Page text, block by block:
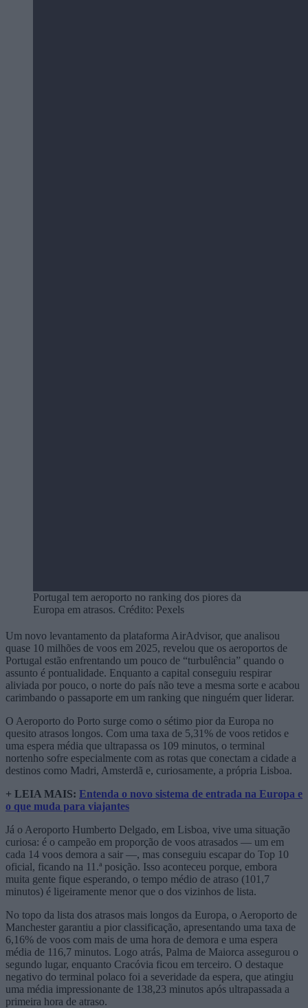
Portugal tem aeroporto no ranking dos piores da
Europa em atrasos. Crédito: Pexels
Um novo levantamento da plataforma AirAdvisor, que analisou
quase 10 milhões de voos em 2025, revelou que os aeroportos de
Portugal estão enfrentando um pouco de “turbulência” quando o
assunto é pontualidade. Enquanto a capital conseguiu respirar
aliviada por pouco, o norte do país não teve a mesma sorte e acabou
carimbando o passaporte em um ranking que ninguém quer liderar.
O Aeroporto do Porto surge como o sétimo pior da Europa no
quesito atrasos longos. Com uma taxa de 5,31% de voos retidos e
uma espera média que ultrapassa os 109 minutos, o terminal
nortenho sofre especialmente com as rotas que conectam a cidade a
destinos como Madri, Amsterdã e, curiosamente, a própria Lisboa.
+ LEIA MAIS: Entenda o novo sistema de entrada na Europa e
o que muda para viajantes
Já o Aeroporto Humberto Delgado, em Lisboa, vive uma situação
curiosa: é o campeão em proporção de voos atrasados — um em
cada 14 voos demora a sair —, mas conseguiu escapar do Top 10
oficial, ficando na 11.ª posição. Isso aconteceu porque, embora
muita gente fique esperando, o tempo médio de atraso (101,7
minutos) é ligeiramente menor que o dos vizinhos de lista.
No topo da lista dos atrasos mais longos da Europa, o Aeroporto de
Manchester garantiu a pior classificação, apresentando uma taxa de
6,16% de voos com mais de uma hora de demora e uma espera
média de 116,7 minutos. Logo atrás, Palma de Maiorca assegurou o
segundo lugar, enquanto Cracóvia ficou em terceiro. O destaque
negativo do terminal polaco foi a severidade da espera, que atingiu
uma média impressionante de 138,23 minutos após ultrapassada a
primeira hora de atraso.